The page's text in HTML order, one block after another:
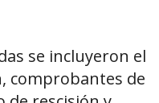
se incluyeron el
comprobantes de